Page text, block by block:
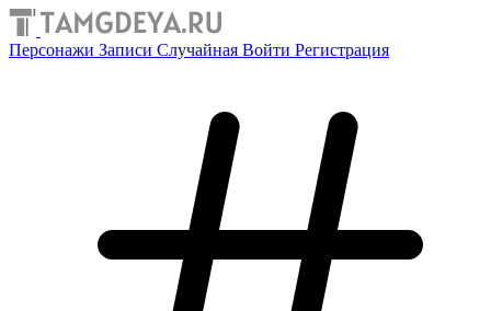
Персонажи Записи Случайная Войти Регистрация